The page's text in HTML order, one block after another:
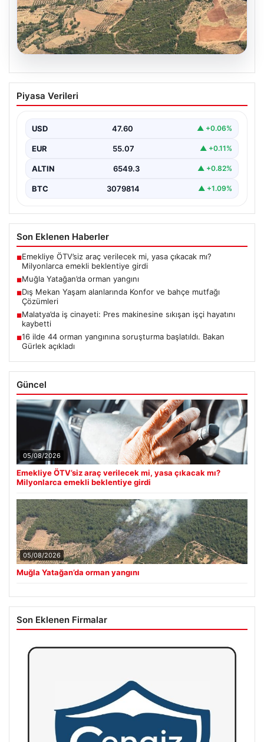
Muğla Yatağan’da orman yangını
Piyasa Verileri
USD 47.60 ▲ +0.06%
EUR 55.07 ▲ +0.11%
ALTIN 6549.3 ▲ +0.82%
BTC 3079814 ▲ +1.09%
Son Eklenen Haberler
■Emekliye ÖTV’siz araç verilecek mi, yasa çıkacak mı?
Milyonlarca emekli beklentiye girdi
■Muğla Yatağan’da orman yangını
■Dış Mekan Yaşam alanlarında Konfor ve bahçe mutfağı
Çözümleri
■Malatya’da iş cinayeti: Pres makinesine sıkışan işçi hayatını
kaybetti
■16 ilde 44 orman yangınına soruşturma başlatıldı. Bakan
Gürlek açıkladı
Güncel
05/08/2026
Emekliye ÖTV’siz araç verilecek mi, yasa çıkacak mı?
Milyonlarca emekli beklentiye girdi
05/08/2026
Muğla Yatağan’da orman yangını
Son Eklenen Firmalar